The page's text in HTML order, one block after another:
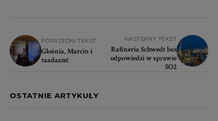
POPRZEDNI TEKST
Głośnia, Marcin i
taadaam!
NASTĘPNY TEKST
Rafineria Schwedt bez
odpowiedzi w sprawie
SO2
OSTATNIE ARTYKUŁY